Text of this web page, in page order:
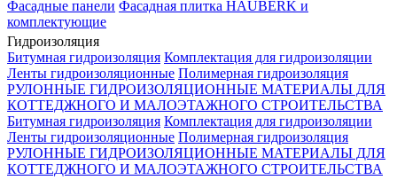
Фасадные панели Фасадная плитка HAUBERK и
комплектующие
Гидроизоляция
Битумная гидроизоляция Комплектация для гидроизоляции
Ленты гидроизоляционные Полимерная гидроизоляция
РУЛОННЫЕ ГИДРОИЗОЛЯЦИОННЫЕ МАТЕРИАЛЫ ДЛЯ
КОТТЕДЖНОГО И МАЛОЭТАЖНОГО СТРОИТЕЛЬСТВА
Битумная гидроизоляция Комплектация для гидроизоляции
Ленты гидроизоляционные Полимерная гидроизоляция
РУЛОННЫЕ ГИДРОИЗОЛЯЦИОННЫЕ МАТЕРИАЛЫ ДЛЯ
КОТТЕДЖНОГО И МАЛОЭТАЖНОГО СТРОИТЕЛЬСТВА